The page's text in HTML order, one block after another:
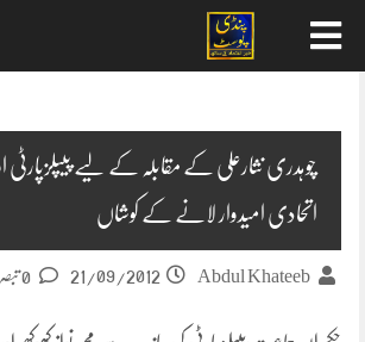
چوہدری نثارعلی کے مقابلہ کے لیے
اتحادی امیدوار لانے کے کوشاں
Abdul Khateeb
21/09/2012